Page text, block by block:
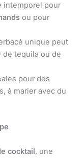
intemporel pour
ou pour
unique peut
de tequila ou de
pour des
à marier avec du
cocktail, une